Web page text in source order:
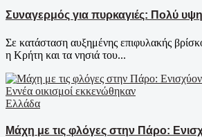
Συναγερμός για πυρκαγιές: Πολύ
Σε κατάσταση αυξημένης επιφυλακής
η Κρήτη και τα νησιά του...
Ελλάδα
Μάχη με τις φλόγες στην Πάρο: